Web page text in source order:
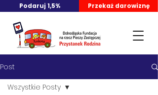
Podaruj 1,5% Przekaż darowiznę
Post
Wszystkie Posty